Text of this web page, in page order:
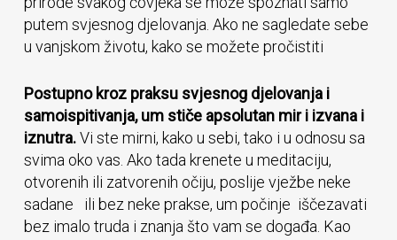
putem svjesnog djelovanja. Ako ne sagledate sebe
u vanjskom životu, kako se možete pročistiti
Postupno kroz praksu svjesnog djelovanja i
samoispitivanja, um stiče apsolutan mir i izvana i
iznutra.Vi ste mirni, kako u sebi, tako i u odnosu sa
svima oko vas. Ako tada krenete u meditaciju,
otvorenih ili zatvorenih očiju, poslije vježbe neke
sadane ili bez neke prakse, um počinje iščezavati
bez imalo truda i znanja što vam se događa. Kao